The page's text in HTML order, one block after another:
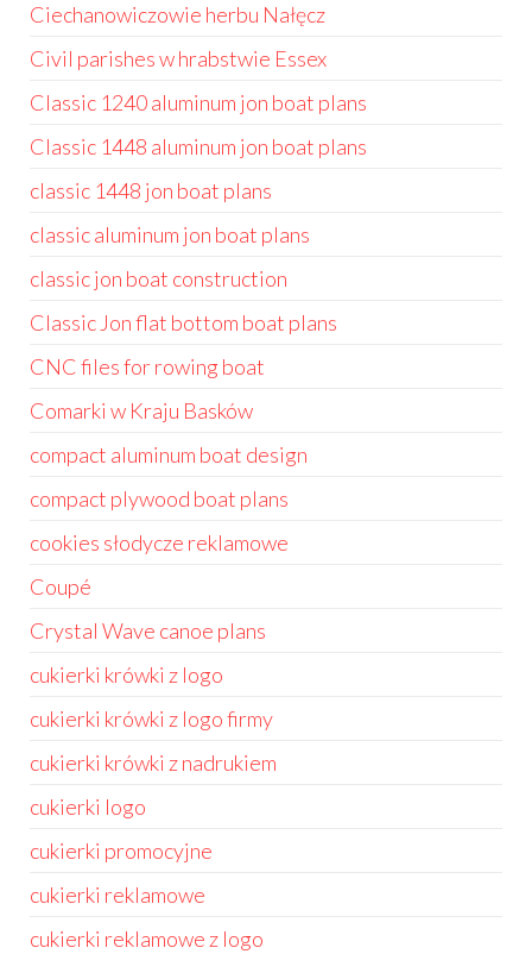
Ciechanowiczowie herbu Nałęcz
Civil parishes w hrabstwie Essex
Classic 1240 aluminum jon boat plans
Classic 1448 aluminum jon boat plans
classic 1448 jon boat plans
classic aluminum jon boat plans
classic jon boat construction
Classic Jon flat bottom boat plans
CNC files for rowing boat
Comarki w Kraju Basków
compact aluminum boat design
compact plywood boat plans
cookies słodycze reklamowe
Coupé
Crystal Wave canoe plans
cukierki krówki z logo
cukierki krówki z logo firmy
cukierki krówki z nadrukiem
cukierki logo
cukierki promocyjne
cukierki reklamowe
cukierki reklamowe z logo